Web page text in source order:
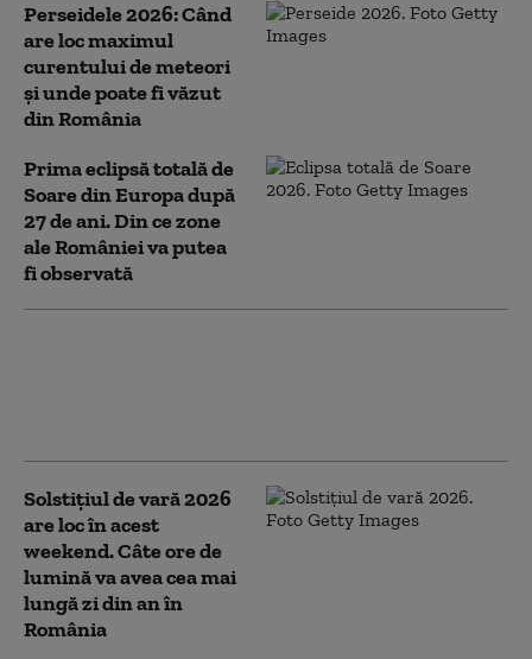
Perseidele 2026: Când
are loc maximul
curentului de meteori
și unde poate fi văzut
din România
Prima eclipsă totală de
Soare din Europa după
27 de ani. Din ce zone
ale României va putea
fi observată
Solstițiul de vară 2026
are loc în acest
weekend. Câte ore de
lumină va avea cea mai
lungă zi din an în
România